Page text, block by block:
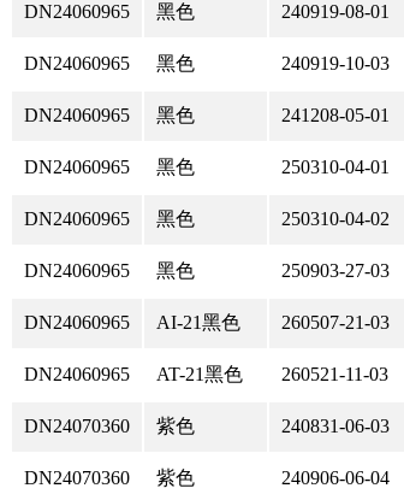
DN24060965 黑色 240919-08-01
DN24060965 黑色 240919-10-03
DN24060965 黑色 241208-05-01
DN24060965 黑色 250310-04-01
DN24060965 黑色 250310-04-02
DN24060965 黑色 250903-27-03
DN24060965 AI-21黑色 260507-21-03
DN24060965 AT-21黑色 260521-11-03
DN24070360 紫色 240831-06-03
DN24070360 紫色 240906-06-04